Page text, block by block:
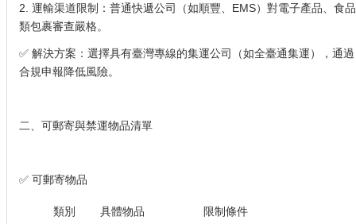
2. 運輸渠道限制：普通快遞公司（如順豐、EMS）對電子產品、食品
類包裹審查嚴格。
✅ 解決方案：選擇具有臺灣專線的集運公司（如全臺通集運），通過
合規申報降低風險。
二、可郵寄與禁運物品清單
✅ 可郵寄物品
類別 具體物品
限制條件